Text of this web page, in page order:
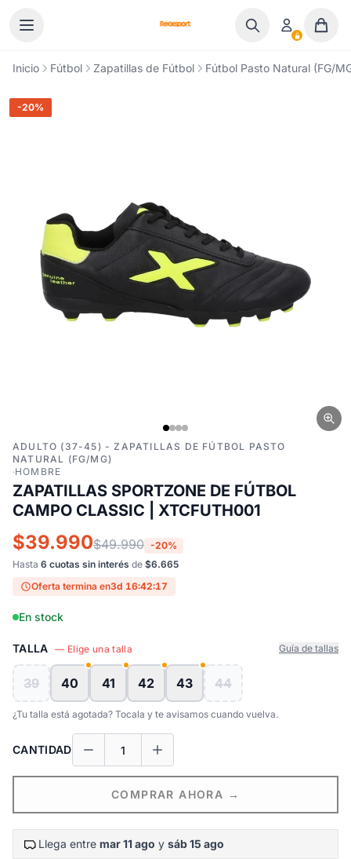
Inicio Fútbol Zapatillas de Fútbol Fútbol Pasto Natural (FG/
-20%
ADULTO (37-45) - ZAPATILLAS DE FÚTBOL PASTO
NATURAL (FG/MG)
·HOMBRE
ZAPATILLAS SPORTZONE DE FÚTBOL
CAMPO CLASSIC | XTCFUTH001
$39.990$49.990 -20%
Hasta 6 cuotas sin interés de $6.665
Oferta termina en3d 16:42:16
En stock
TALLA — Elige una talla Guía de tallas
39 40 41 42 43 44
¿Tu talla está agotada? Tocala y te avisamos cuando vuelva.
CANTIDAD
COMPRAR AHORA →
Llega entre mar 11 ago y sáb 15 ago